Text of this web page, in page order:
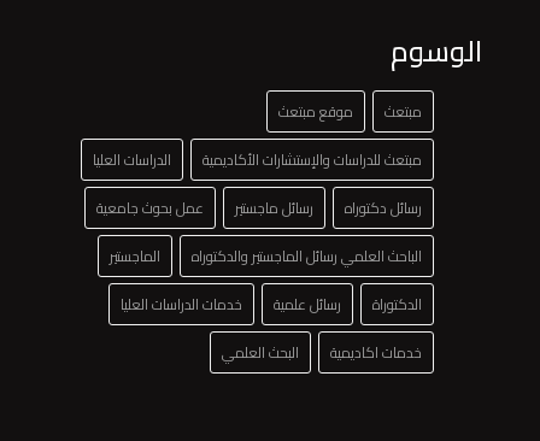
الوسوم
مبتعث
موقع مبتعث
مبتعث للدراسات والإستشارات الأكاديمية
الدراسات العليا
رسائل دكتوراه
رسائل ماجستير
عمل بحوث جامعية
الباحث العلمي رسائل الماجستير والدكتوراه
الماجستير
الدكتوراة
رسائل علمية
خدمات الدراسات العليا
خدمات اكاديمية
البحث العلمي